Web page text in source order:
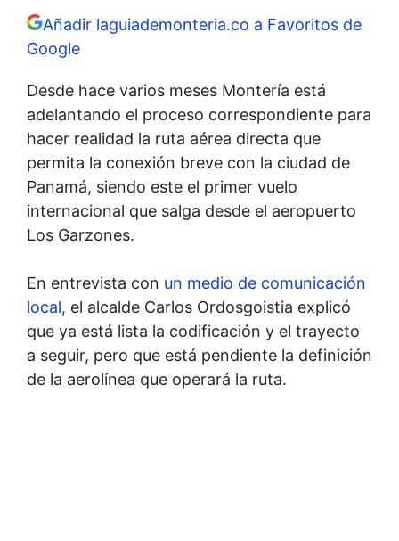
Añadir laguiademonteria.co a Favoritos de
Google
Desde hace varios meses Montería está
adelantando el proceso correspondiente para
hacer realidad la ruta aérea directa que
permita la conexión breve con la ciudad de
Panamá, siendo este el primer vuelo
internacional que salga desde el aeropuerto
Los Garzones.
En entrevista con un medio de comunicación
local, el alcalde Carlos Ordosgoistia explicó
que ya está lista la codificación y el trayecto
a seguir, pero que está pendiente la definición
de la aerolínea que operará la ruta.